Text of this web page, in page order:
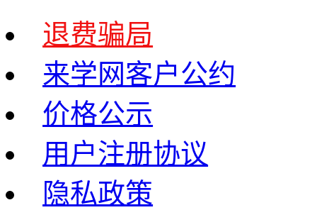
退费骗局
来学网客户公约
价格公示
用户注册协议
隐私政策